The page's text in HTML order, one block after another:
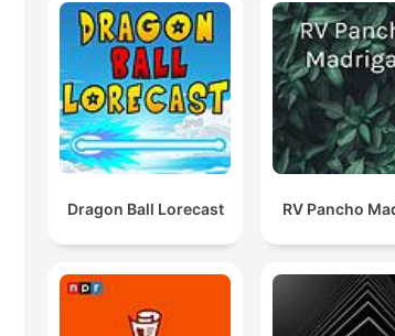
Dragon Ball Lorecast RV Pancho